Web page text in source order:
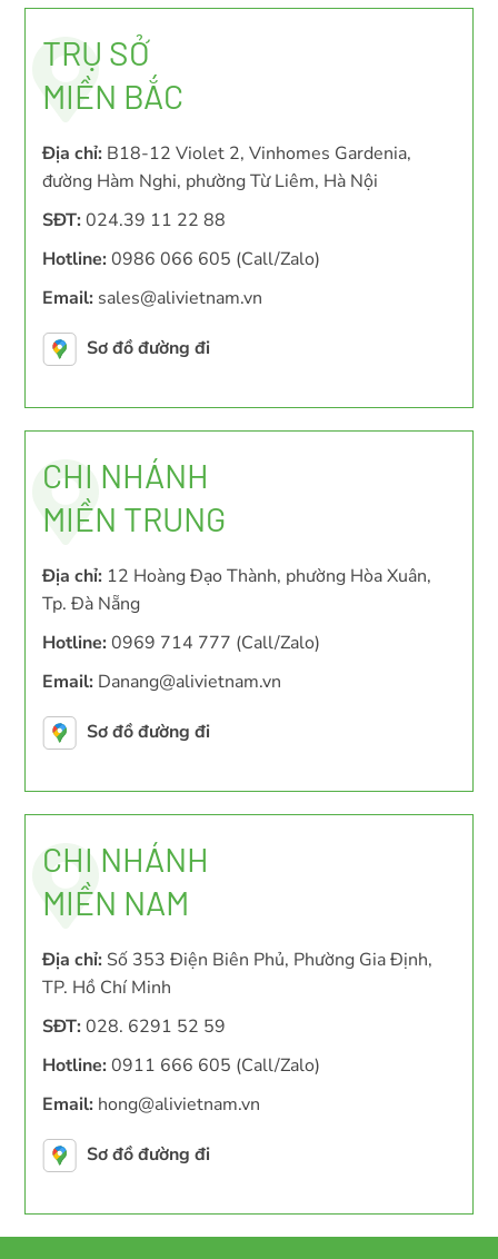
TRỤ SỞ
MIỀN BẮC
Địa chỉ: B18-12 Violet 2, Vinhomes Gardenia,
đường Hàm Nghi, phường Từ Liêm, Hà Nội
SĐT: 024.39 11 22 88
Hotline: 0986 066 605 (Call/Zalo)
Email: sales@alivietnam.vn
Sơ đồ đường đi
CHI NHÁNH
MIỀN TRUNG
Địa chỉ: 12 Hoàng Đạo Thành, phường Hòa Xuân,
Tp. Đà Nẵng
Hotline: 0969 714 777 (Call/Zalo)
Email: Danang@alivietnam.vn
Sơ đồ đường đi
CHI NHÁNH
MIỀN NAM
Địa chỉ: Số 353 Điện Biên Phủ, Phường Gia Định,
TP. Hồ Chí Minh
SĐT: 028. 6291 52 59
Hotline: 0911 666 605 (Call/Zalo)
Email: hong@alivietnam.vn
Sơ đồ đường đi